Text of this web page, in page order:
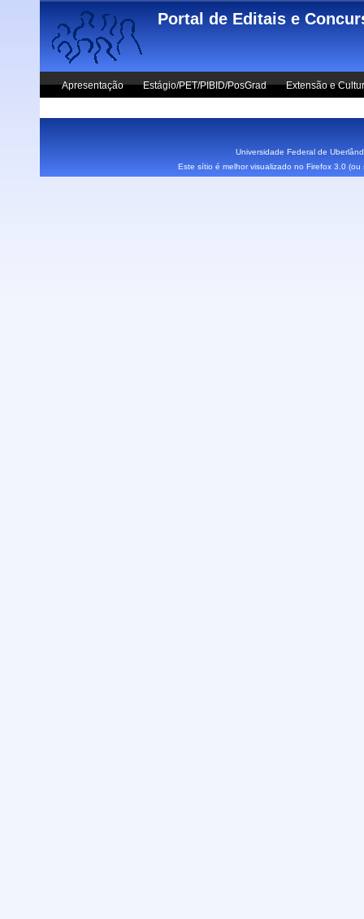
Skip to main content
Portal de Editais e
Apresentação Estágio/PET/PIBID/PosGrad Extensão e
Universidade Federal de
Este sítio é melhor visualizado no Firefox 3.0